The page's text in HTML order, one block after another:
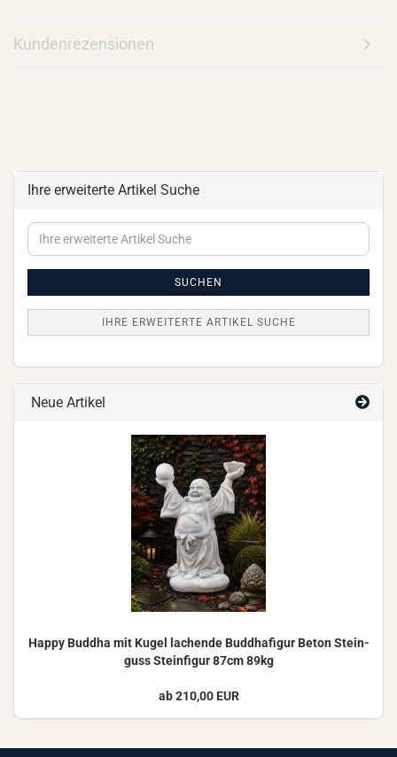
Kundenrezensionen
Ihre erweiterte Artikel Suche
Ihre
erweiterte
SUCHEN
IHRE ERWEITERTE ARTIKEL SUCHE
Neue Artikel
Happy Bud­dha mit Kugel la­chen­de Bud­dha­fi­gur Beton Stein­
guss Stein­fi­gur 87cm 89kg
ab 210,00 EUR